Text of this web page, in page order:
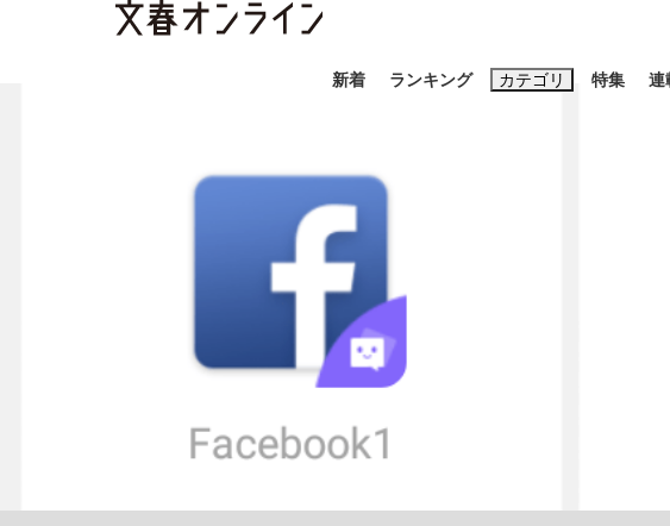
新着 ランキング カテゴリ
「90%は失敗する。でも…」本田圭佑が初めて明かした日本代
特集
終戦から81年
連
#藤田晋